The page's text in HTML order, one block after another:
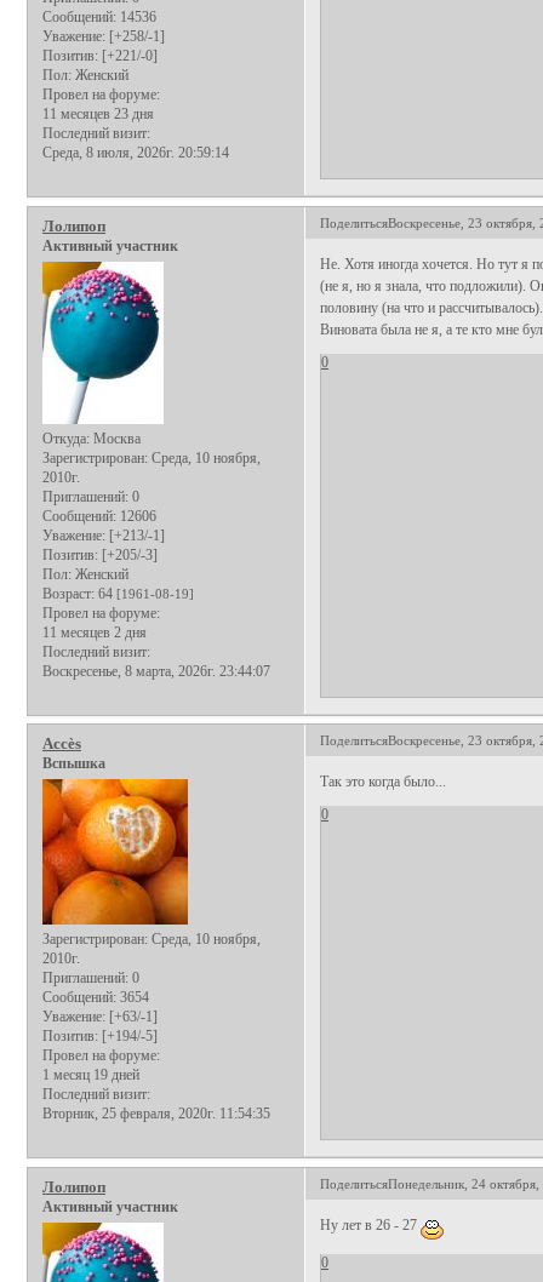
Сообщений: 14536
Уважение: [+258/-1]
Позитив: [+221/-0]
Пол: Женский
Провел на форуме:
11 месяцев 23 дня
Последний визит:
Среда, 8 июля, 2026г. 20:59:14
ПоделитьсяВоскресенье, 23 октября,
Лолипоп
Активный участник
Откуда: Москва
Зарегистрирован: Среда, 10 ноября,
2010г.
Приглашений: 0
Сообщений: 12606
Уважение: [+213/-1]
Позитив: [+205/-3]
Пол: Женский
Возраст: 64 [1961-08-19]
Провел на форуме:
11 месяцев 2 дня
Последний визит:
Воскресенье, 8 марта, 2026г. 23:44:07
Не. Хотя иногда хочется. Но тут я
(не я, но я знала, что подложили).
половину (на что и
Виновата была не я, а те кто мне
0
ПоделитьсяВоскресенье, 23 октября,
Аccès
Вспышка
Зарегистрирован: Среда, 10 ноября,
2010г.
Приглашений: 0
Сообщений: 3654
Уважение: [+63/-1]
Позитив: [+194/-5]
Провел на форуме:
1 месяц 19 дней
Последний визит:
Вторник, 25 февраля, 2020г. 11:54:35
Так это когда было...
0
ПоделитьсяПонедельник, 24
Лолипоп
Активный участник
Ну лет в 26 - 27
0